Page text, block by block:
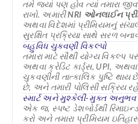
તમે જ્યાં પણ હોવ ત્યાં તમારા
રાખો. અમારીNRI ઓનલાઈન
અથવા વિદેશમાં પ્રીમિયમનું
સુરક્ષિત પ્રક્રિયા સાથે સરળ
બહુવિધ ચુકવણી વિકલ્પો
તમારા માટે સૌથી યોગ્ય વિકલ્પ
અથવા ક્રેડિટ કાર્ડ્સ, UPI, અથવા
ચુકવણીની તાત્કાલિક પુષ્ટિ
છે, અને તમારી પોલિસી સક્રિય
સ્માર્ટ અને મુશ્કેલી-મુક્ત અનુભવ
એક જ, સ્પષ્ટ ડેશબોર્ડથી
કરો અને તમારા પ્રીમિયમ